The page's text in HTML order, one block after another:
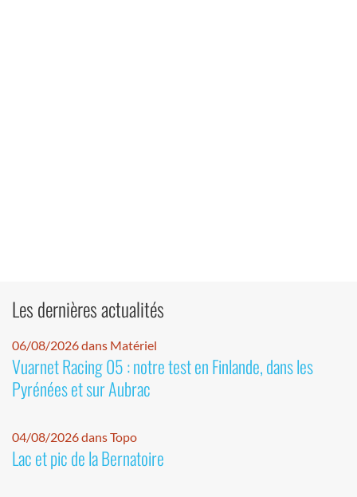
Les dernières actualités
06/08/2026 dans Matériel
Vuarnet Racing 05 : notre test en Finlande, dans les
Pyrénées et sur Aubrac
04/08/2026 dans Topo
Lac et pic de la Bernatoire